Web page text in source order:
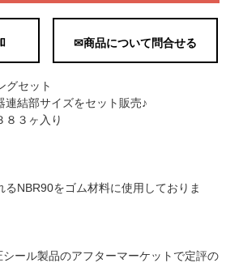
✉商品について問合せる
グセット
結部サイズをセット販売♪
８３ヶ入り
NBR90をゴム材料に使用しておりま
ール製品のアフターマーケットで定評の